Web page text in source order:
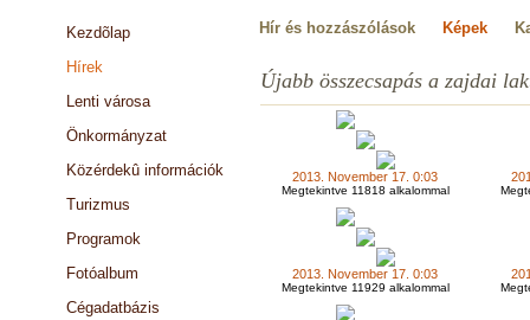
Kezdõlap
Hírek
Lenti városa
Önkormányzat
Közérdekû információk
Turizmus
Programok
Fotóalbum
Cégadatbázis
Hír és hozzászólások Képek
Újabb összecsapás a zajdai
2013. November 17. 0:03
Megtekintve 11818 alkalommal
2013. November 17. 0:03
Megtekintve 11929 alkalommal